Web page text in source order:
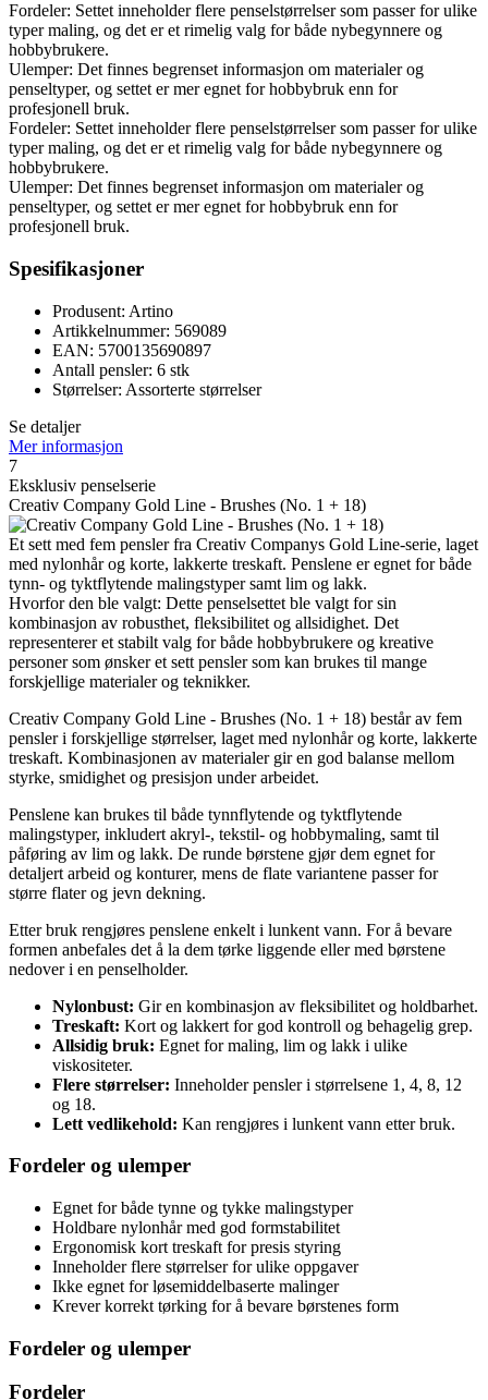
Fordeler: Settet inneholder flere penselstørrelser som passer for ulike
typer maling, og det er et rimelig valg for både nybegynnere og
hobbybrukere.
Ulemper: Det finnes begrenset informasjon om materialer og
penseltyper, og settet er mer egnet for hobbybruk enn for
profesjonell bruk.
Fordeler: Settet inneholder flere penselstørrelser som passer for ulike
typer maling, og det er et rimelig valg for både nybegynnere og
hobbybrukere.
Ulemper: Det finnes begrenset informasjon om materialer og
penseltyper, og settet er mer egnet for hobbybruk enn for
profesjonell bruk.
Spesifikasjoner
Produsent: Artino
Artikkelnummer: 569089
EAN: 5700135690897
Antall pensler: 6 stk
Størrelser: Assorterte størrelser
Se detaljer
Mer informasjon
7
Eksklusiv penselserie
Creativ Company Gold Line - Brushes (No. 1 + 18)
Et sett med fem pensler fra Creativ Companys Gold Line-serie, laget
med nylonhår og korte, lakkerte treskaft. Penslene er egnet for både
tynn- og tyktflytende malingstyper samt lim og lakk.
Hvorfor den ble valgt: Dette penselsettet ble valgt for sin
kombinasjon av robusthet, fleksibilitet og allsidighet. Det
representerer et stabilt valg for både hobbybrukere og kreative
personer som ønsker et sett pensler som kan brukes til mange
forskjellige materialer og teknikker.
Creativ Company Gold Line - Brushes (No. 1 + 18) består av fem
pensler i forskjellige størrelser, laget med nylonhår og korte, lakkerte
treskaft. Kombinasjonen av materialer gir en god balanse mellom
styrke, smidighet og presisjon under arbeidet.
Penslene kan brukes til både tynnflytende og tyktflytende
malingstyper, inkludert akryl-, tekstil- og hobbymaling, samt til
påføring av lim og lakk. De runde børstene gjør dem egnet for
detaljert arbeid og konturer, mens de flate variantene passer for
større flater og jevn dekning.
Etter bruk rengjøres penslene enkelt i lunkent vann. For å bevare
formen anbefales det å la dem tørke liggende eller med børstene
nedover i en penselholder.
Nylonbust: Gir en kombinasjon av fleksibilitet og holdbarhet.
Treskaft: Kort og lakkert for god kontroll og behagelig grep.
Allsidig bruk: Egnet for maling, lim og lakk i ulike
viskositeter.
Flere størrelser: Inneholder pensler i størrelsene 1, 4, 8, 12
og 18.
Lett vedlikehold: Kan rengjøres i lunkent vann etter bruk.
Fordeler og ulemper
Egnet for både tynne og tykke malingstyper
Holdbare nylonhår med god formstabilitet
Ergonomisk kort treskaft for presis styring
Inneholder flere størrelser for ulike oppgaver
Ikke egnet for løsemiddelbaserte malinger
Krever korrekt tørking for å bevare børstenes form
Fordeler og ulemper
Fordeler